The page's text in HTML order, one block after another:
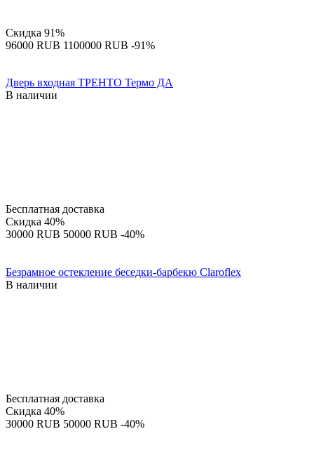
Скидка 91%
‍96000‍ RUB ‍1100000‍ RUB -91%
Дверь входная ТРЕНТО Термо ДА
В наличии
Бесплатная доставка
Скидка 40%
‍30000‍ RUB ‍50000‍ RUB -40%
Безрамное остекление беседки-барбекю Claroflex
В наличии
Бесплатная доставка
Скидка 40%
‍30000‍ RUB ‍50000‍ RUB -40%